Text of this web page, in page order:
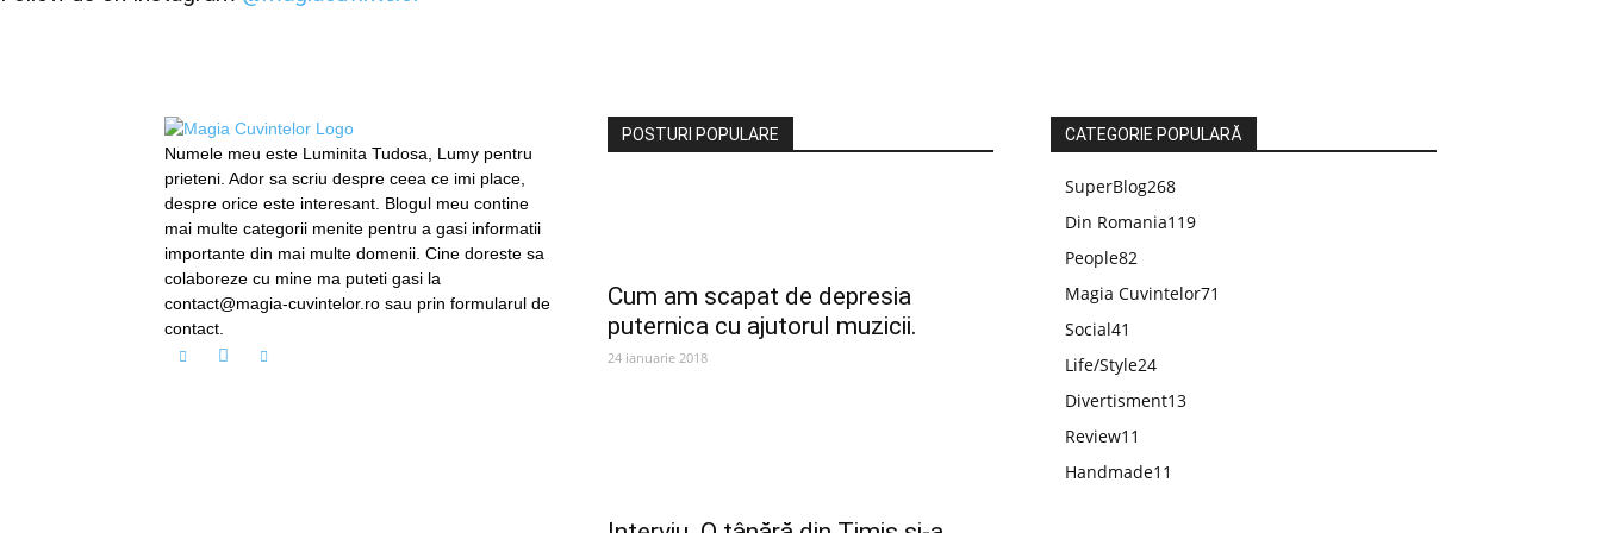
Numele meu este Luminita Tudosa, Lumy pentru
prieteni. Ador sa scriu despre ceea ce imi place,
despre orice este interesant. Blogul meu contine
mai multe categorii menite pentru a gasi informatii
importante din mai multe domenii. Cine doreste sa
colaboreze cu mine ma puteti gasi la
contact@magia-cuvintelor.ro sau prin formularul de
contact.
POSTURI POPULARE
Cum am scapat de depresia
puternica cu ajutorul muzicii.
24 ianuarie 2018
CATEGORIE POPULARĂ
SuperBlog268
Din Romania119
People82
Magia Cuvintelor71
Social41
Life/Style24
Divertisment13
Review11
Handmade11